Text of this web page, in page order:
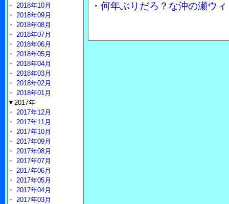
・ 何年ぶりだろ？な沖の瀬ウ
・ 2018年10月
・ 2018年09月
・ 2018年08月
・ 2018年07月
・ 2018年06月
・ 2018年05月
・ 2018年04月
・ 2018年03月
・ 2018年02月
・ 2018年01月
▼2017年
・ 2017年12月
・ 2017年11月
・ 2017年10月
・ 2017年09月
・ 2017年08月
・ 2017年07月
・ 2017年06月
・ 2017年05月
・ 2017年04月
・ 2017年03月